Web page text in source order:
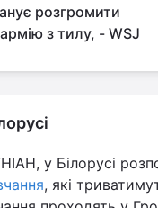
розгромити
з тилу, - WSJ
у Білорусі
, які